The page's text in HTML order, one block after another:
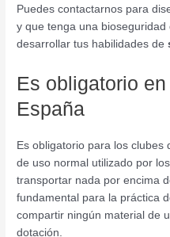
Puedes contactarnos para
y que tenga una
desarrollar tus habilidades de
Es obligatorio
España
Es obligatorio para los clubes
de uso normal utilizado por
transportar nada por encima
fundamental para la práctica
compartir ningún material de
dotación.